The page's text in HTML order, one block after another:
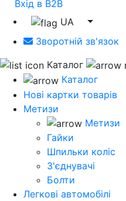
Вхід в B2B
UA
Зворотній зв'язок
Каталог
Каталог
Нові картки товарів
Метизи
Метизи
Гайки
Шпильки коліс
З'єднувачі
Болти
Легкові автомобілі